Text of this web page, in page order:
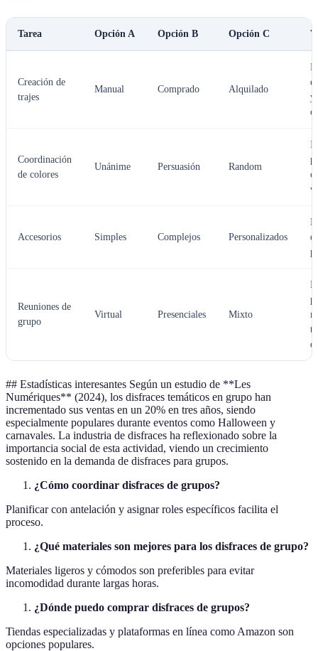
Tarea Opción A Opción B Opción C
Creación de
trajes
Manual Comprado Alquilado
y
Coordinación
de colores
Unánime Persuasión Random
Accesorios Simples Complejos Personalizados
Reuniones de
grupo
Virtual Presenciales Mixto
## Estadísticas interesantes Según un estudio de **Les
Numériques** (2024), los disfraces temáticos en grupo han
incrementado sus ventas en un 20% en tres años, siendo
especialmente populares durante eventos como Halloween y
carnavales. La industria de disfraces ha reflexionado sobre la
importancia social de esta actividad, viendo un crecimiento
sostenido en la demanda de disfraces para grupos.
¿Cómo coordinar disfraces de grupos?
Planificar con antelación y asignar roles específicos facilita el
proceso.
¿Qué materiales son mejores para los disfraces de grupo?
Materiales ligeros y cómodos son preferibles para evitar
incomodidad durante largas horas.
¿Dónde puedo comprar disfraces de grupos?
Tiendas especializadas y plataformas en línea como Amazon son
opciones populares.